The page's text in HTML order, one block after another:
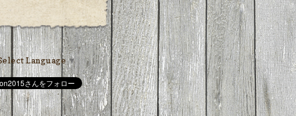
Language▼